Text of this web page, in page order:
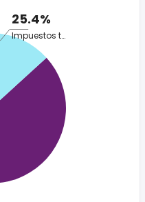
25.4%
Impuestos totales